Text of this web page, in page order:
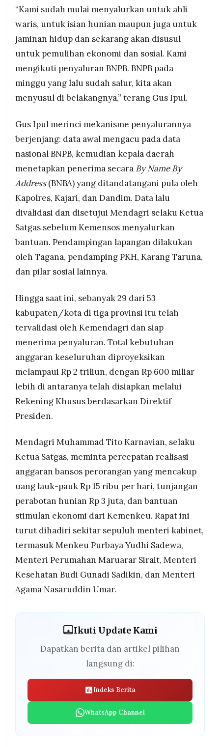
“Kami sudah mulai menyalurkan untuk ahli
waris, untuk isian hunian maupun juga untuk
jaminan hidup dan sekarang akan disusul
untuk pemulihan ekonomi dan sosial. Kami
mengikuti penyaluran BNPB. BNPB pada
minggu yang lalu sudah salur, kita akan
menyusul di belakangnya,” terang Gus Ipul.
Gus Ipul merinci mekanisme penyalurannya
berjenjang: data awal mengacu pada data
nasional BNPB, kemudian kepala daerah
menetapkan penerima secara By Name By
Address(BNBA) yang ditandatangani pula oleh
Kapolres, Kajari, dan Dandim. Data lalu
divalidasi dan disetujui Mendagri selaku Ketua
Satgas sebelum Kemensos menyalurkan
bantuan. Pendampingan lapangan dilakukan
oleh Tagana, pendamping PKH, Karang Taruna,
dan pilar sosial lainnya.
Hingga saat ini, sebanyak 29 dari 53
kabupaten/kota di tiga provinsi itu telah
tervalidasi oleh Kemendagri dan siap
menerima penyaluran. Total kebutuhan
anggaran keseluruhan diproyeksikan
melampaui Rp 2 triliun, dengan Rp 600 miliar
lebih di antaranya telah disiapkan melalui
Rekening Khusus berdasarkan Direktif
Presiden.
Mendagri Muhammad Tito Karnavian, selaku
Ketua Satgas, meminta percepatan realisasi
anggaran bansos perorangan yang mencakup
uang lauk-pauk Rp 15 ribu per hari, tunjangan
perabotan hunian Rp 3 juta, dan bantuan
stimulan ekonomi dari Kemenkeu. Rapat ini
turut dihadiri sekitar sepuluh menteri kabinet,
termasuk Menkeu Purbaya Yudhi Sadewa,
Menteri Perumahan Maruarar Sirait, Menteri
Kesehatan Budi Gunadi Sadikin, dan Menteri
Agama Nasaruddin Umar.
Ikuti Update Kami
Dapatkan berita dan artikel pilihan
langsung di:
Indeks Berita
WhatsApp Channel